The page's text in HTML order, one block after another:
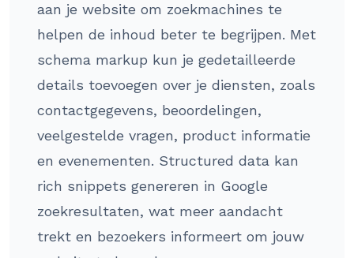
aan je website om zoekmachines te
helpen de inhoud beter te begrijpen. Met
schema markup kun je gedetailleerde
details toevoegen over je diensten, zoals
contactgegevens, beoordelingen,
veelgestelde vragen, product informatie
en evenementen. Structured data kan
rich snippets genereren in Google
zoekresultaten, wat meer aandacht
trekt en bezoekers informeert om jouw